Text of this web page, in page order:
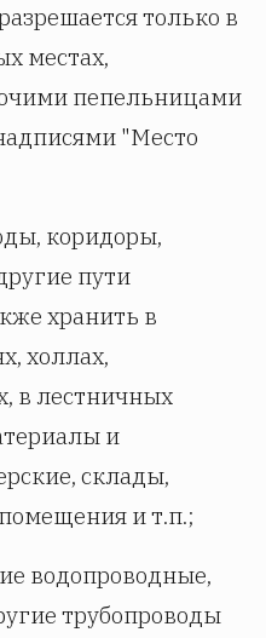
только в
местах,
пепельницами
"Место
коридоры,
пути
хранить в
холлах,
в лестничных
и
склады,
и т.п.;
водопроводные,
трубопроводы